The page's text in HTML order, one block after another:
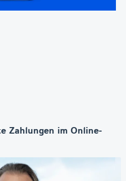
Zahlungen im Online-